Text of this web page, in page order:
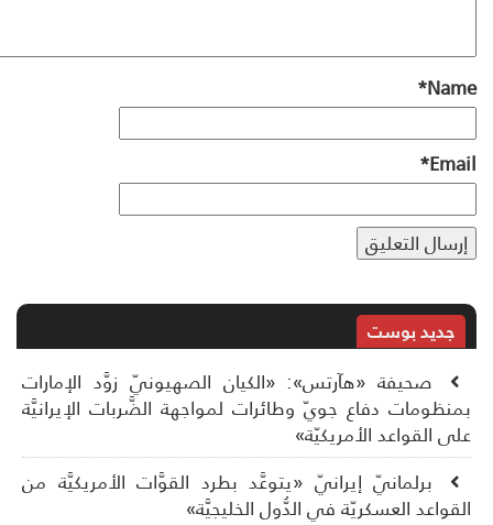
*
*
جديد بوست
صحيفة «هآرتس»: «الكيان الصهيونيّ زوَّد الإمارات
دفاع جويّ وطائرات لمواجهة الضَّربات الإيرانيَّة
القواعد الأمريكيّة»
برلمانيّ إيرانيّ «يتوعَّد بطرد القوَّات الأمريكيَّة من
العسكريّة في الدُّول الخليجيَّة»